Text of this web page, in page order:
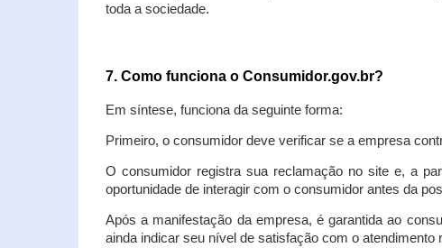
toda a sociedade.
7. Como funciona o Consumidor.gov.br?
Em síntese, funciona da seguinte forma:
Primeiro, o consumidor deve verificar se a empresa
O consumidor registra sua reclamação no site e, a
oportunidade de interagir com o consumidor antes da
Após a manifestação da empresa, é garantida ao
ainda indicar seu nível de satisfação com o atendimento